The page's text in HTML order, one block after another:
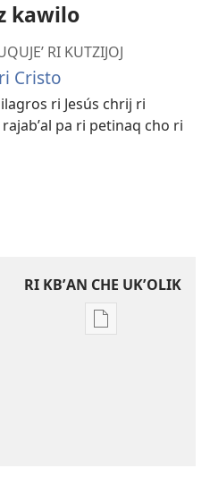
kawilo
RI KUTZIJOJ
Cristo
ri Jesús chrij ri
pa ri petinaq cho ri
RI KBʼAN CHE UKʼOLIK
Digital